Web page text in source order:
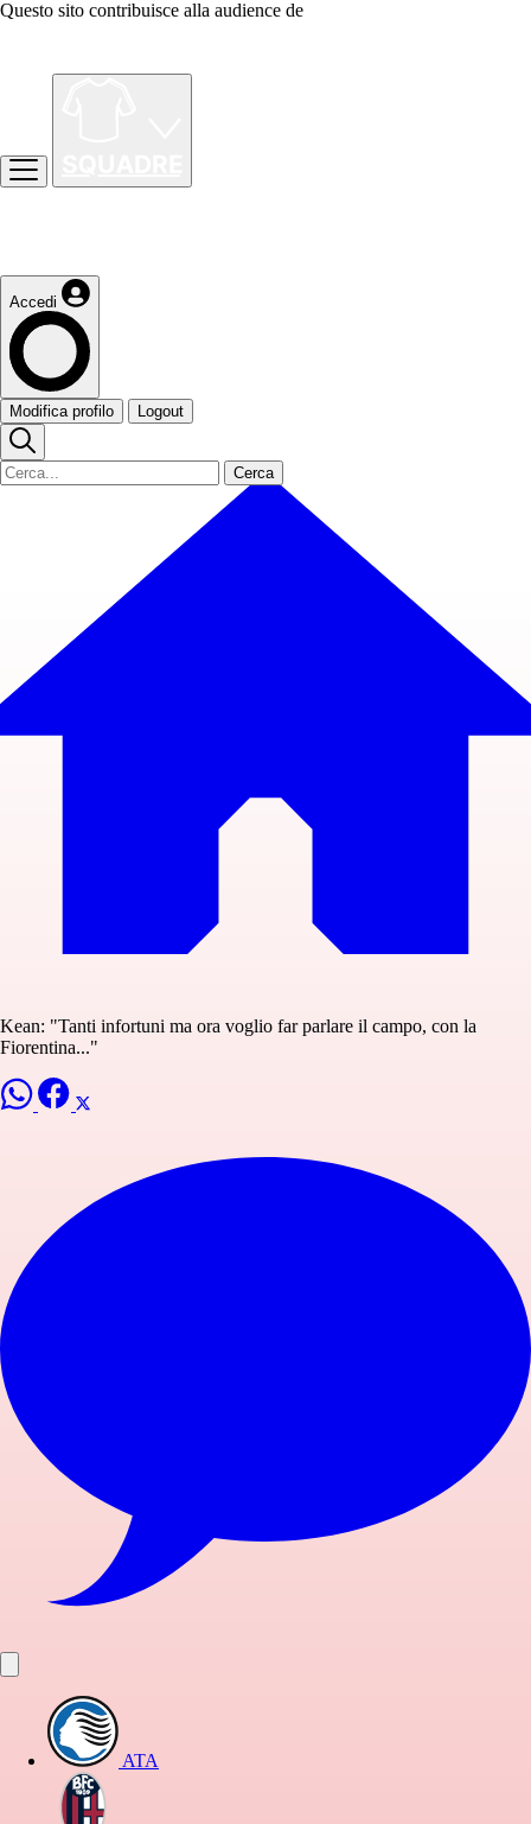
Questo sito contribuisce alla audience de
Accedi
Modifica profilo Logout
Cerca
Kean: "Tanti infortuni ma ora voglio far parlare il campo, con la
Fiorentina..."
ATA